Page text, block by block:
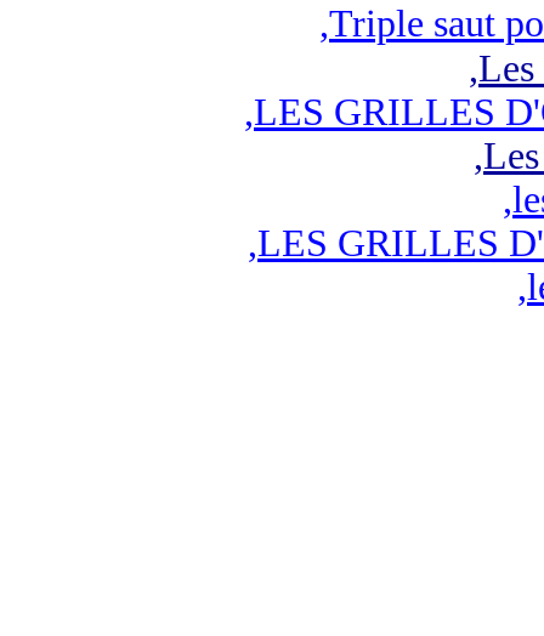
Triple saut
,
,
LES GRILLES
,
,
,
LES GRILLES
,
,